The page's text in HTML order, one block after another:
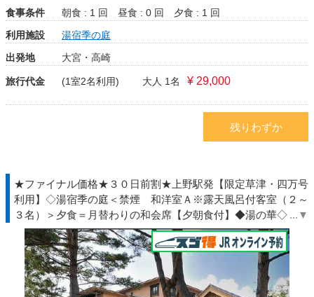
食事条件
朝食 : 1 回 昼食 : 0 回
夕食 : 1 回
利用施設
湯宿季の庭
出発地
大宮・高崎
旅行代金 (1室2名利用) 大人 1名 ¥ 29,000
残りわずか
★ファイナル価格★３０日前割★上野駅発【限定草津・四万号
利用】◇湯宿季の庭＜禁煙 和洋室Ａ※露天風呂付客室（２～
３名）＞夕食＝月替わりの和会席【夕朝食付】◆湯の華◇ＪＲ
きっぷ駅受取